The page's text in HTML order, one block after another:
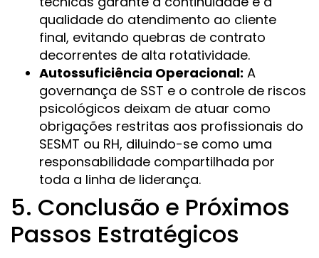
qualidade do atendimento ao cliente
final, evitando quebras de contrato
decorrentes de alta rotatividade.
Autossuficiência Operacional: A
governança de SST e o controle de riscos
psicológicos deixam de atuar como
obrigações restritas aos profissionais do
SESMT ou RH, diluindo-se como uma
responsabilidade compartilhada por
toda a linha de liderança.
5. Conclusão e Próximos
Passos Estratégicos